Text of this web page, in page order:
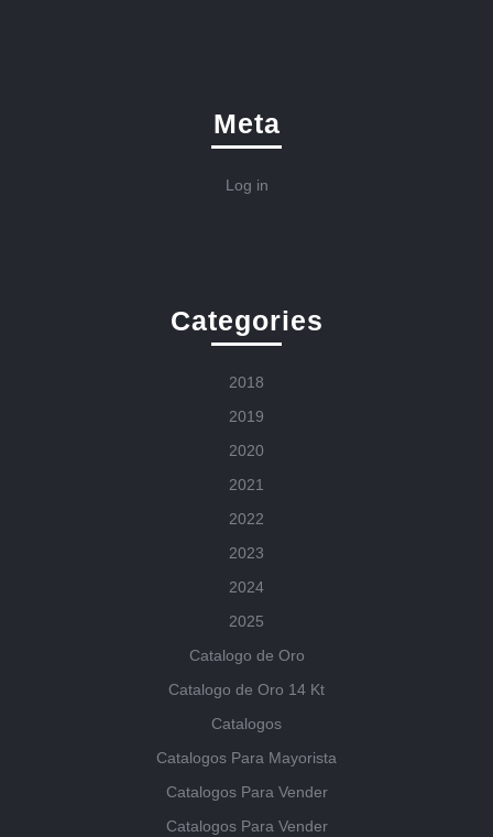
Meta
Log in
Categories
2018
2019
2020
2021
2022
2023
2024
2025
Catalogo de Oro
Catalogo de Oro 14 Kt
Catalogos
Catalogos Para Mayorista
Catalogos Para Vender
Catalogos Para Vender